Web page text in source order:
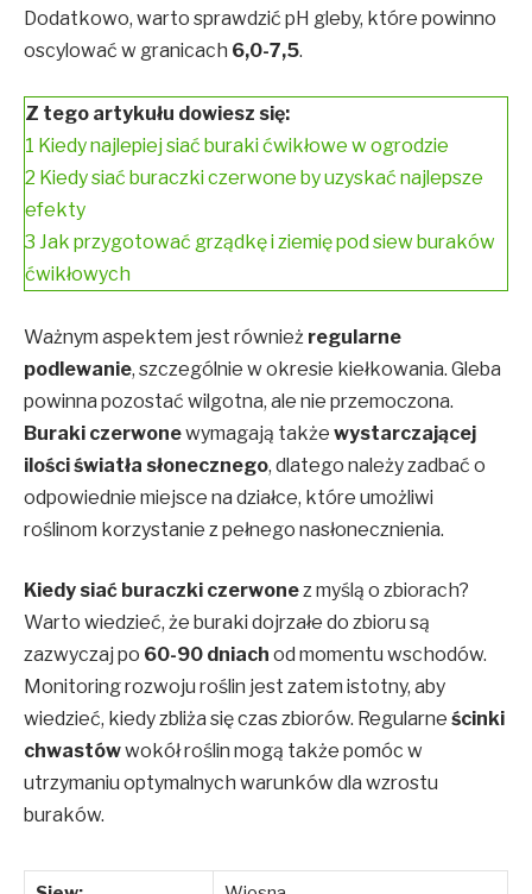
Dodatkowo, warto sprawdzić pH gleby, które powinno
oscylować w granicach 6,0-7,5.
Z tego artykułu dowiesz się:
1 Kiedy najlepiej siać buraki ćwikłowe w ogrodzie
2 Kiedy siać buraczki czerwone by uzyskać najlepsze
efekty
3 Jak przygotować grządkę i ziemię pod siew buraków
ćwikłowych
Ważnym aspektem jest również regularne
podlewanie, szczególnie w okresie kiełkowania. Gleba
powinna pozostać wilgotna, ale nie przemoczona.
Buraki czerwonewymagają także wystarczającej
ilości światła słonecznego, dlatego należy zadbać o
odpowiednie miejsce na działce, które umożliwi
roślinom korzystanie z pełnego nasłonecznienia.
Kiedy siać buraczki czerwonez myślą o zbiorach?
Warto wiedzieć, że buraki dojrzałe do zbioru są
zazwyczaj po 60-90 dniach od momentu wschodów.
Monitoring rozwoju roślin jest zatem istotny, aby
wiedzieć, kiedy zbliża się czas zbiorów. Regularne ścinki
chwastówwokół roślin mogą także pomóc w
utrzymaniu optymalnych warunków dla wzrostu
buraków.